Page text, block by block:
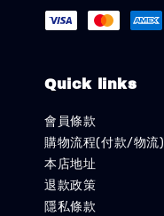
Quick links
會員條款
購物流程(付款/物流)
本店地址
退款政策
隱私條款